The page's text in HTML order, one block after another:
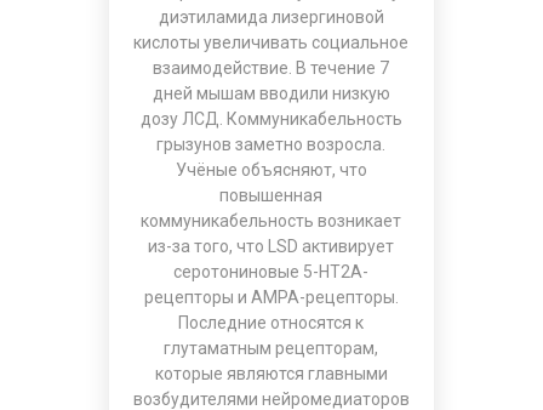
диэтиламида лизергиновой
кислоты увеличивать социальное
взаимодействие. В течение 7
дней мышам вводили низкую
дозу ЛСД. Коммуникабельность
грызунов заметно возросла.
Учёные объясняют, что
повышенная
коммуникабельность возникает
из-за того, что LSD активирует
серотониновые 5-НТ2А-
рецепторы и AMPA-рецепторы.
Последние относятся к
глутаматным рецепторам,
которые являются главными
возбудителями нейромедиаторов